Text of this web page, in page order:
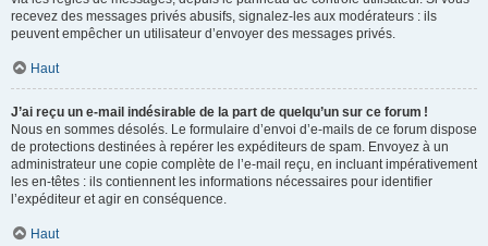
recevez des messages privés abusifs, signalez-les aux modérateurs : ils
peuvent empêcher un utilisateur d’envoyer des messages privés.
Haut
J’ai reçu un e-mail indésirable de la part de quelqu’un sur ce forum !
Nous en sommes désolés. Le formulaire d’envoi d’e-mails de ce forum dispose
de protections destinées à repérer les expéditeurs de spam. Envoyez à un
administrateur une copie complète de l’e-mail reçu, en incluant impérativement
les en-têtes : ils contiennent les informations nécessaires pour identifier
l’expéditeur et agir en conséquence.
Haut